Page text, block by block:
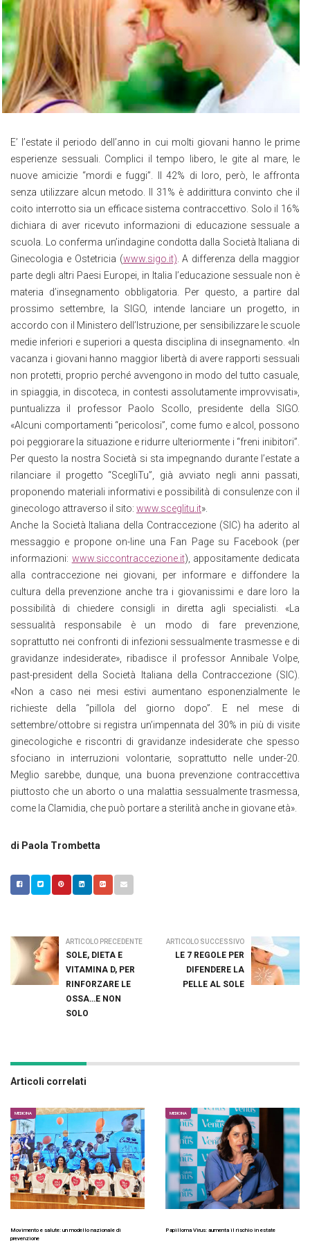
E’ l’estate il periodo dell’anno in cui molti giovani hanno le prime
esperienze sessuali. Complici il tempo libero, le gite al mare, le
nuove amicizie “mordi e fuggi”. Il 42% di loro, però, le affronta
senza utilizzare alcun metodo. Il 31% è addirittura convinto che il
coito interrotto sia un efficace sistema contraccettivo. Solo il 16%
dichiara di aver ricevuto informazioni di educazione sessuale a
scuola. Lo conferma un’indagine condotta dalla Società Italiana di
Ginecologia e Ostetricia (www.sigo.it) . A differenza della maggior
parte degli altri Paesi Europei, in Italia l’educazione sessuale non è
materia d’insegnamento obbligatoria. Per questo, a partire dal
prossimo settembre, la SIGO, intende lanciare un progetto, in
accordo con il Ministero dell’Istruzione, per sensibilizzare le scuole
medie inferiori e superiori a questa disciplina di insegnamento. «In
vacanza i giovani hanno maggior libertà di avere rapporti sessuali
non protetti, proprio perché avvengono in modo del tutto casuale,
in spiaggia, in discoteca, in contesti assolutamente improvvisati»,
puntualizza il professor Paolo Scollo, presidente della SIGO.
«Alcuni comportamenti “pericolosi”, come fumo e alcol, possono
poi peggiorare la situazione e ridurre ulteriormente i “freni inibitori”.
Per questo la nostra Società si sta impegnando durante l’estate a
rilanciare il progetto “ScegliTu”, già avviato negli anni passati,
proponendo materiali informativi e possibilità di consulenze con il
ginecologo attraverso il sito: www.sceglitu.it».
Anche la Società Italiana della Contraccezione (SIC) ha aderito al
messaggio e propone on-line una Fan Page su Facebook (per
informazioni: www.siccontraccezione.it), appositamente dedicata
alla contraccezione nei giovani, per informare e diffondere la
cultura della prevenzione anche tra i giovanissimi e dare loro la
possibilità di chiedere consigli in diretta agli specialisti. «La
sessualità responsabile è un modo di fare prevenzione,
soprattutto nei confronti di infezioni sessualmente trasmesse e di
gravidanze indesiderate», ribadisce il professor Annibale Volpe,
past-president della Società Italiana della Contraccezione (SIC).
«Non a caso nei mesi estivi aumentano esponenzialmente le
richieste della “pillola del giorno dopo”. E nel mese di
settembre/ottobre si registra un’impennata del 30% in più di visite
ginecologiche e riscontri di gravidanze indesiderate che spesso
sfociano in interruzioni volontarie, soprattutto nelle under-20.
Meglio sarebbe, dunque, una buona prevenzione contraccettiva
piuttosto che un aborto o una malattia sessualmente trasmessa,
come la Clamidia, che può portare a sterilità anche in giovane età».
di Paola Trombetta
ARTICOLO PRECEDENTE
SOLE, DIETA E
VITAMINA D, PER
RINFORZARE LE
OSSA…E NON
SOLO
ARTICOLO SUCCESSIVO
LE 7 REGOLE PER
DIFENDERE LA
PELLE AL SOLE
Articoli correlati
MEDICINA
Movimento e salute: un modello nazionale di
prevenzione
MEDICINA
Papilloma Virus: aumenta il rischio in estate